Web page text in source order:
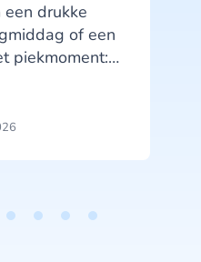
drukke
of een
piekmoment:
mislukken.